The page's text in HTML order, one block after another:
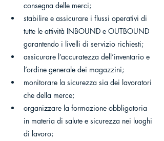
consegna delle merci;
stabilire e assicurare i flussi operativi di
tutte le attività INBOUND e OUTBOUND
garantendo i livelli di servizio richiesti;
assicurare l’accuratezza dell’inventario e
l’ordine generale dei magazzini;
monitorare la sicurezza sia dei lavoratori
che della merce;
organizzare la formazione obbligatoria
in materia di salute e sicurezza nei luoghi
di lavoro;